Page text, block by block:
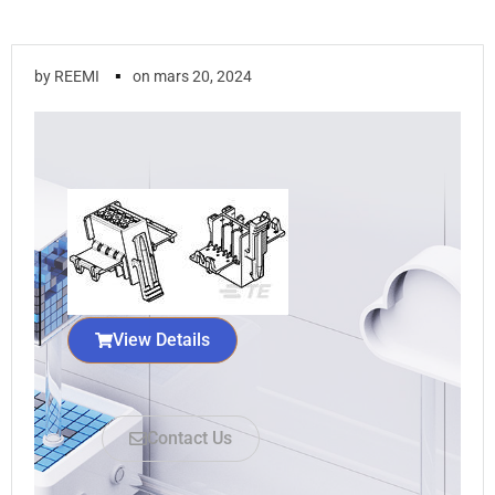
by REEMI ▪ on mars 20, 2024
View Details
Contact Us